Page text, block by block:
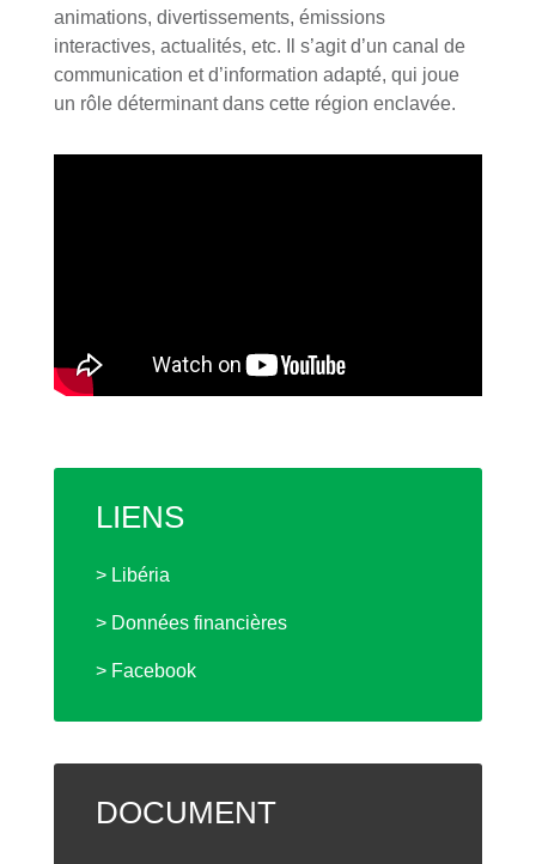
animations, divertissements, émissions
interactives, actualités, etc. Il s’agit d’un canal de
communication et d’information adapté, qui joue
un rôle déterminant dans cette région enclavée.
LIENS
> Libéria
> Données financières
> Facebook
DOCUMENT